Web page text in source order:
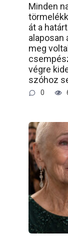
Minden
át a
alaposan
meg
végre
szóhoz
0